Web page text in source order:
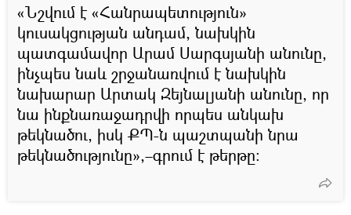
«Նշվում է «Հանրապետություն»
կուսակցության անդամ, նախկին
պատգամավոր Արամ Սարգսյանի անունը,
ինչպես նաև շրջանառվում է նախկին
նախարար Արտակ Զեյնալյանի անունը, որ
նա ինքնառաջադրվի որպես անկախ
թեկնածու, իսկ ՔՊ-ն պաշտպանի նրա
թեկնածությունը»,–գրում է թերթը։